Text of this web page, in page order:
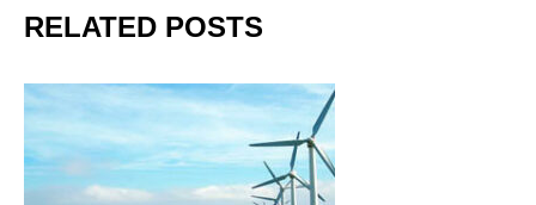
RELATED POSTS